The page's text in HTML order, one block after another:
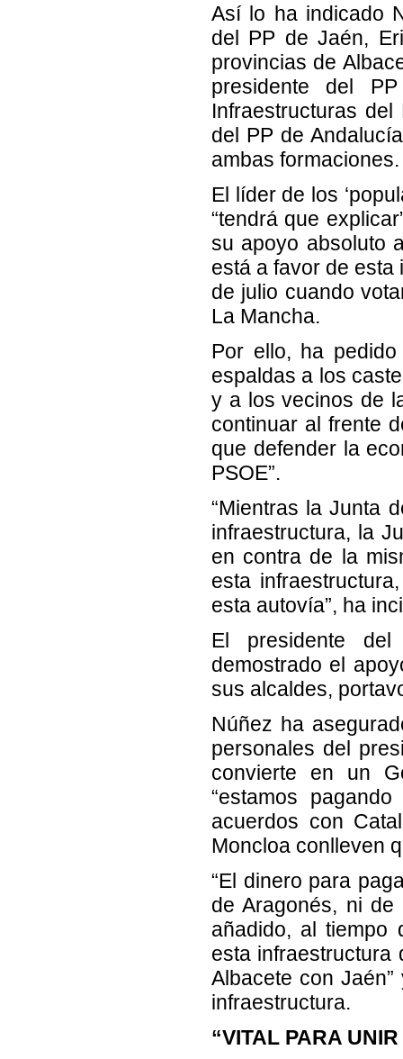
Así lo ha indicado
del PP de Jaén,
provincias de
presidente del
Infraestructuras
del PP de
ambas formaciones.
El líder de los
“tendrá que
su apoyo absoluto
está a favor de esta
de julio cuando
La Mancha.
Por ello, ha
espaldas a los
y a los vecinos de
continuar al frente
que defender la
PSOE”.
“Mientras la Junta
infraestructura, la
en contra de la
esta
esta autovía”, ha
El presidente
demostrado el
sus alcaldes,
Núñez ha
personales del
convierte en un
“estamos
acuerdos con
Moncloa conlleven
“El dinero para
de Aragonés, ni
añadido, al tiempo
esta infraestructura
Albacete con
infraestructura.
“VITAL PARA